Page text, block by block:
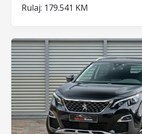
Rulaj: 179.541 KM